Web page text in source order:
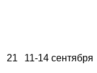
21 11-14 сентября